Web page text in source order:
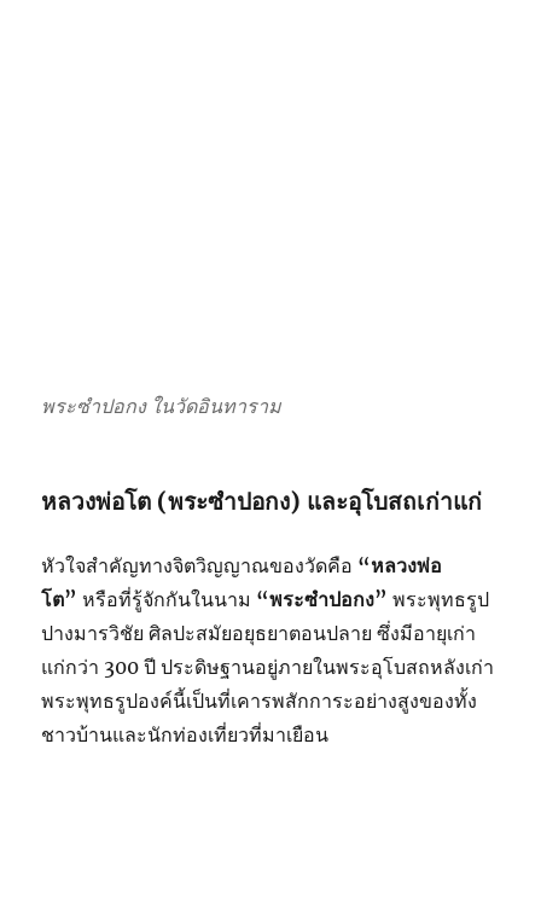
พระซำปอกง ในวัดอินทาราม
หลวงพ่อโต (พระซำปอกง) และอุโบสถเก่าแก่
หัวใจสำคัญทางจิตวิญญาณของวัดคือ “หลวงพ่อ
โต” หรือที่รู้จักกันในนาม “พระซำปอกง” พระพุทธรูป
ปางมารวิชัย ศิลปะสมัยอยุธยาตอนปลาย ซึ่งมีอายุเก่า
แก่กว่า 300 ปี ประดิษฐานอยู่ภายในพระอุโบสถหลังเก่า
พระพุทธรูปองค์นี้เป็นที่เคารพสักการะอย่างสูงของทั้ง
ชาวบ้านและนักท่องเที่ยวที่มาเยือน